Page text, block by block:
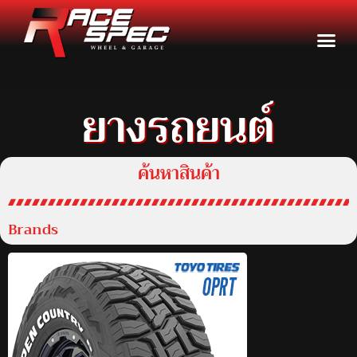
ยางรถยนต์
ค้นหาสินค้า
Brands